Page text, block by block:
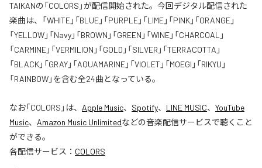
TAIKANの「COLORS」が配信開始された。今回デジタル配信された
楽曲は、「WHITE」「BLUE」「PURPLE」「LIME」「PINK」「ORANGE」
「YELLOW」「Navy」「BROWN」「GREEN」「WINE」「CHARCOAL」
「CARMINE」「VERMILION」「GOLD」「SILVER」「TERRACOTTA」
「BLACK」「GRAY」「AQUAMARINE」「VIOLET」「MOEGI」「RIKYU」
「RAINBOW」を含む全24曲となっている。
なお「COLORS 」は、 Apple Music、 Spotify、 LINE MUSIC、 YouTube
Music、 Amazon Music Unlimitedなどの音楽配信サービスで聴くこと
ができる。
各配信サービス： COLORS